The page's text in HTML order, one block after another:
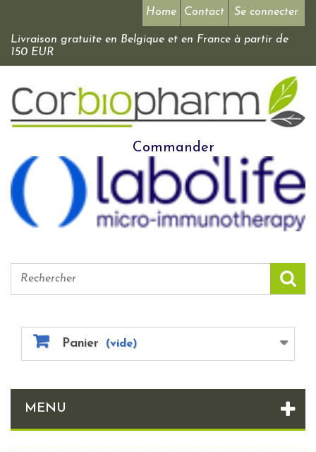
Se connecter
Home Contact
Livraison gratuite en Belgique et en France à partir de
150 EUR
Commander
Panier (vide)
MENU